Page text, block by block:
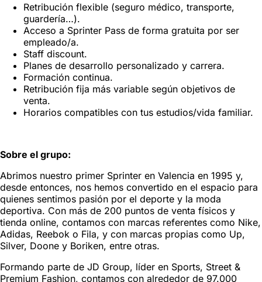
Retribución flexible (seguro médico, transporte,
guardería…).
Acceso a Sprinter Pass de forma gratuita por ser
empleado/a.
Staff discount.
Planes de desarrollo personalizado y carrera.
Formación continua.
Retribución fija más variable según objetivos de
venta.
Horarios compatibles con tus estudios/vida familiar.
Sobre el grupo:
Abrimos nuestro primer Sprinter en Valencia en 1995 y,
desde entonces, nos hemos convertido en el espacio para
quienes sentimos pasión por el deporte y la moda
deportiva. Con más de 200 puntos de venta físicos y
tienda online, contamos con marcas referentes como Nike,
Adidas, Reebok o Fila, y con marcas propias como Up,
Silver, Doone y Boriken, entre otras.
Formando parte de JD Group, líder en Sports, Street &
Premium Fashion, contamos con alrededor de 97.000